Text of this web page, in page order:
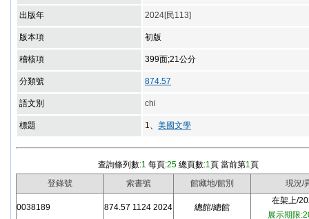
出版年 2024[民113]
版本項 初版
稽核項 399面;21公分
分類號 874.57
語文別 chi
標題 1、 美國文學
查詢條列數:1 每頁:25總頁數:1頁 當前第1頁
登錄號
索書號 館藏地/館別 現況/
0038189 874.57 1124 2024 總館/總館
在架上/
展示期限